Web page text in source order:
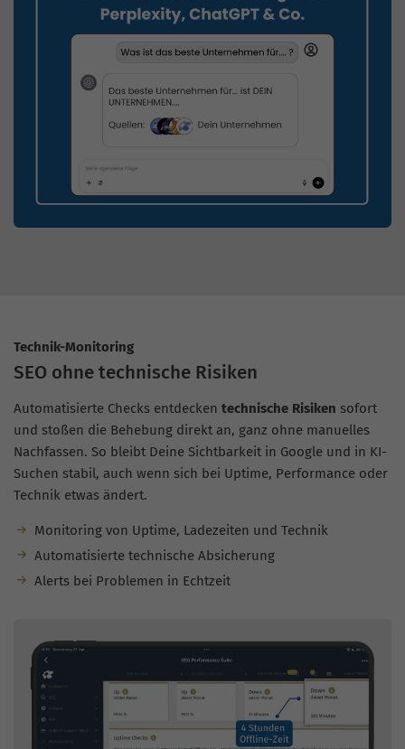
Technik-Monitoring
SEO ohne technische Risiken
Automatisierte Checks entdecken technische Risiken sofort
und stoßen die Behebung direkt an, ganz ohne manuelles
Nachfassen. So bleibt Deine Sichtbarkeit in Google und in KI-
Suchen stabil, auch wenn sich bei Uptime, Performance oder
Technik etwas ändert.
Monitoring von Uptime, Ladezeiten und Technik
Automatisierte technische Absicherung
Alerts bei Problemen in Echtzeit